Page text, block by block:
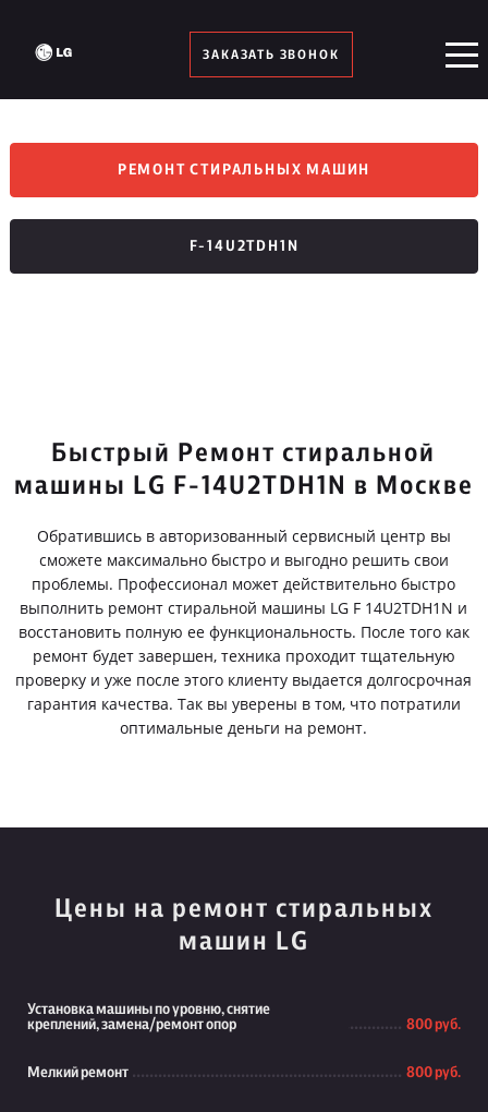
ЗАКАЗАТЬ ЗВОНОК
РЕМОНТ СТИРАЛЬНЫХ МАШИН
F-14U2TDH1N
Быстрый Ремонт стиральной
машины LG F-14U2TDH1N в Москве
Обратившись в авторизованный сервисный центр вы
сможете максимально быстро и выгодно решить свои
проблемы. Профессионал может действительно быстро
выполнить ремонт стиральной машины LG F 14U2TDH1N и
восстановить полную ее функциональность. После того как
ремонт будет завершен, техника проходит тщательную
проверку и уже после этого клиенту выдается долгосрочная
гарантия качества. Так вы уверены в том, что потратили
оптимальные деньги на ремонт.
Цены на ремонт стиральных
машин LG
Установка машины по уровню, снятие
креплений, замена/ремонт опор
800 руб.
Мелкий ремонт 800 руб.